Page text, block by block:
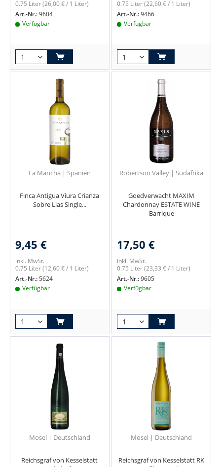
0.75 Liter(26,00 € / 1 Liter)
Art.-Nr.:9604
Verfügbar
0.75 Liter(22,60 € / 1 Liter)
Art.-Nr.:9466
Verfügbar
La Mancha | Spanien
Finca Antigua Viura Crianza
Sobre Lias Single...
9,45 €
inkl. MwSt.
0.75 Liter(12,60 € / 1 Liter)
Art.-Nr.:5624
Verfügbar
Robertson Valley | Südafrika
Goedverwacht MAXIM
Chardonnay ESTATE WINE
Barrique
17,50 €
inkl. MwSt.
0.75 Liter(23,33 € / 1 Liter)
Art.-Nr.:9605
Verfügbar
Mosel | Deutschland
Reichsgraf von Kesselstatt
Mosel | Deutschland
Reichsgraf von Kesselstatt RK